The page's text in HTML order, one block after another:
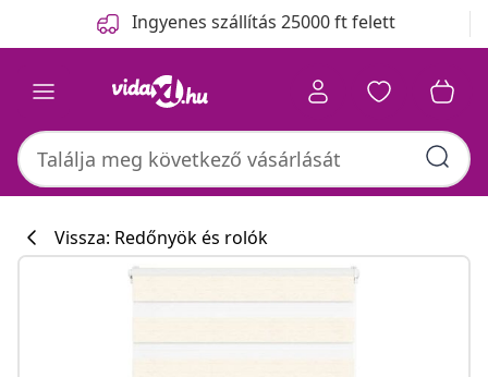
Ingyenes szállítás 25000 ft felett
Vissza: Redőnyök és rolók